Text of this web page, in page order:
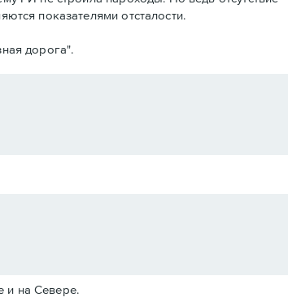
показателями отсталости.
дорога".
и на Севере.